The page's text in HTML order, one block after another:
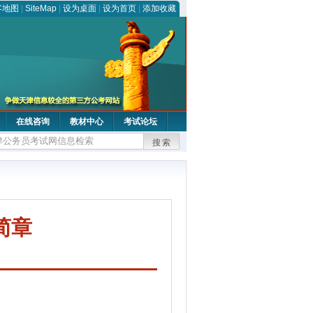
图 SiteMap 设为桌面 设为首页 添加收藏
在线咨询 教材中心 考试论坛
搜索
章